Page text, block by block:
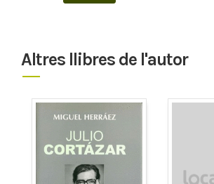
Altres llibres de l'autor